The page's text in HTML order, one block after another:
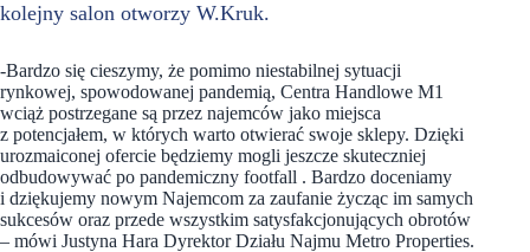
kolejny salon otworzy W.Kruk.
-Bardzo się cieszymy, że pomimo niestabilnej sytuacji
rynkowej, spowodowanej pandemią, Centra Handlowe M1
wciąż postrzegane są przez najemców jako miejsca
z potencjałem, w których warto otwierać swoje sklepy. Dzięki
urozmaiconej ofercie będziemy mogli jeszcze skuteczniej
odbudowywać po pandemiczny footfall . Bardzo doceniamy
i dziękujemy nowym Najemcom za zaufanie życząc im samych
sukcesów oraz przede wszystkim satysfakcjonujących obrotów
– mówi Justyna Hara Dyrektor Działu Najmu Metro Properties.